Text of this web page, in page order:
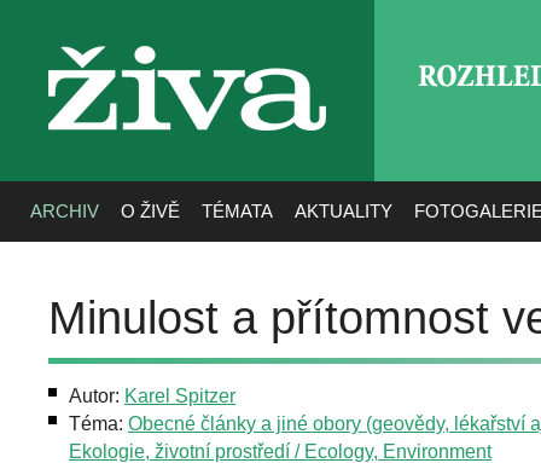
živa
ARCHIV O ŽIVĚ TÉMATA AKTUALITY
Minulost a přítomnost
Autor: Karel Spitzer
Téma: Obecné články a jiné obory (geovědy, lékařství
Ekologie, životní prostředí / Ecology, Environment